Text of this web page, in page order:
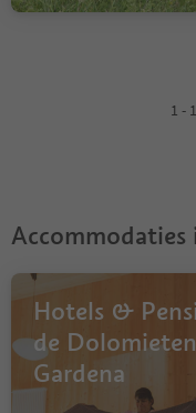
1 -
Hotels &
de
Gardena